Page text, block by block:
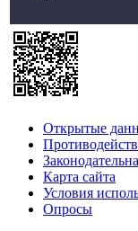
Открытые
Карта сайта
Условия
Опросы